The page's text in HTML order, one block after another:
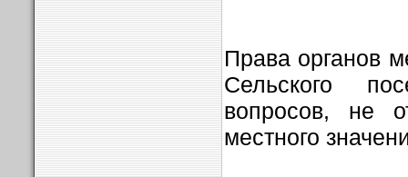
Права органов
Сельского
вопросов, не
местного